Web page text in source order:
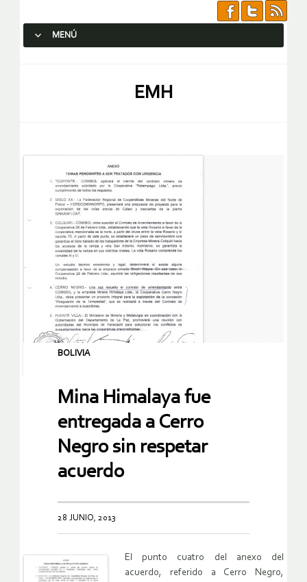
MENÚ
EMH
BOLIVIA
Mina Himalaya fue
entregada a Cerro
Negro sin respetar
acuerdo
28 JUNIO, 2013
El punto cuatro del anexo del
acuerdo, referido a Cerro Negro,